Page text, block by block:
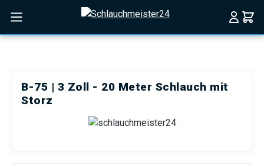
Zum Hauptinhalt springen
B-75 | 3 Zoll - 20 Meter Schlauch mit
Storz